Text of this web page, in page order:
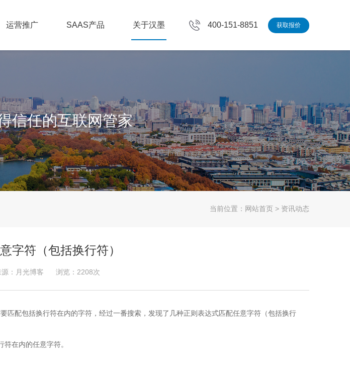
运营推广 SAAS产品 关于汉墨 400-151-8851 获取报价
信任的互联网管家
当前位置： 网站首页 > 资讯动态
字符（包括换行符）
源：月光博客 浏览：2208次
匹配包括换行符在内的字符，经过一番搜索，发现了几种正则表达式匹配任意字符（包括换行
在内的任意字符。